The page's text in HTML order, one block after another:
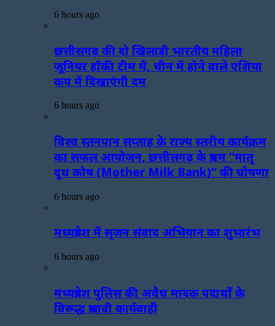
6 hours ago
छत्तीसगढ़ की दो खिलाड़ी भारतीय महिला
जूनियर हॉकी टीम में, चीन में होने वाले एशिया
कप में दिखाएंगी दम
6 hours ago
विश्व स्तनपान सप्ताह के राज्य स्तरीय कार्यक्रम
का सफल आयोजन, छत्तीसगढ़ के प्रथम “मातृ
दूध कोष (Mother Milk Bank)” की घोषणा
6 hours ago
मध्यप्रदेश में सृजन संवाद अभियान का शुभारंभ
6 hours ago
मध्यप्रदेश पुलिस की अवैध मादक पदार्थों के
विरूद्ध प्रभावी कार्यवाही